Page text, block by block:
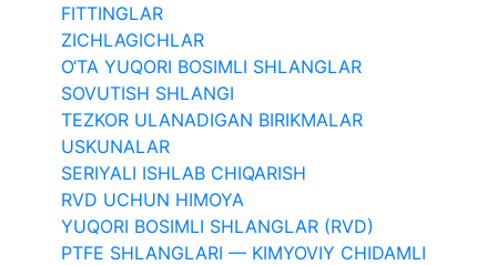
FITTINGLAR
ZICHLAGICHLAR
O‘TA YUQORI BOSIMLI SHLANGLAR
SOVUTISH SHLANGI
TEZKOR ULANADIGAN BIRIKMALAR
USKUNALAR
SERIYALI ISHLAB CHIQARISH
RVD UCHUN HIMOYA
YUQORI BOSIMLI SHLANGLAR (RVD)
PTFE SHLANGLARI — KIMYOVIY CHIDAMLI